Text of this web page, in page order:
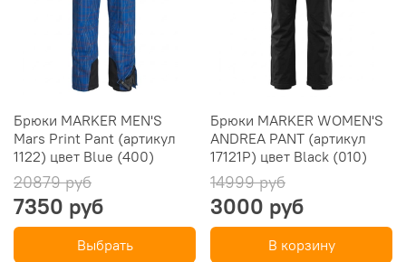
Брюки MARKER MEN'S
Mars Print Pant (артикул
1122) цвет Blue (400)
20879 руб
7350 руб
Выбрать
Брюки MARKER WOMEN'S
ANDREA PANT (артикул
17121P) цвет Black (010)
14999 руб
3000 руб
В корзину